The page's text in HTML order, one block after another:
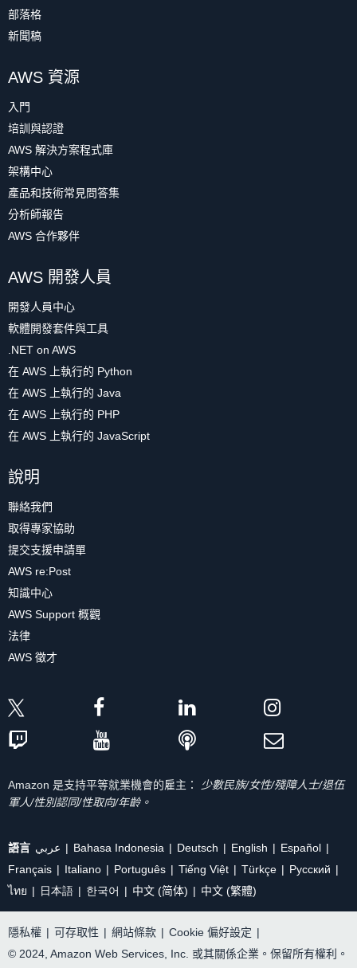
部落格
新聞稿
AWS 資源
入門
培訓與認證
AWS 解決方案程式庫
架構中心
產品和技術常見問答集
分析師報告
AWS 合作夥伴
AWS 開發人員
開發人員中心
軟體開發套件與工具
.NET on AWS
在 AWS 上執行的 Python
在 AWS 上執行的 Java
在 AWS 上執行的 PHP
在 AWS 上執行的 JavaScript
說明
聯絡我們
取得專家協助
提交支援申請單
AWS re:Post
知識中心
AWS Support 概觀
法律
AWS 徵才
Amazon 是支持平等就業機會的雇主：
少數民族/女性/殘障人士/退伍
軍人/性別認同/性取向/年齡。
語言 عربي Bahasa Indonesia Deutsch English
Español
Français
Italiano Português Tiếng Việt Türkçe
Ρусский
ไทย
日本語 한국어 中文 (简体) 中文 (繁體)
隱私權 | 可存取性 | 網站條款 | Cookie 偏好設定 |
© 2024, Amazon Web Services, Inc. 或其關係企業。保留所有權利。